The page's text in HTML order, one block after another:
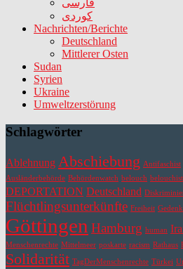
کوردی
Nachrichten/Berichte
Deutschland
Mittlerer Osten
Sudan
Syrien
Ukraine
Umweltzerstörung
Schlagwörter
Ablehnung Abschiebung Antifaschist
Ausländerbehörde Behördenwatch belouch
DEPORTATION Deutschland
Flüchtlingsunterkünfte Freiheit
Göttingen Hamburg human
Menschenrechte Mittelmeer poskarte racism Rathaus
Solidarität TagDerMenschenrechte Türkei